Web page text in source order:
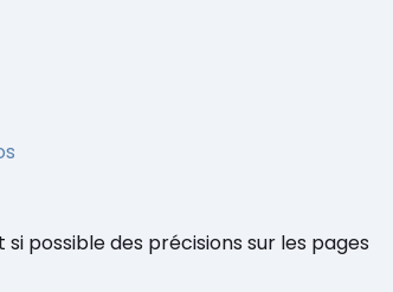
possible des précisions sur les pages